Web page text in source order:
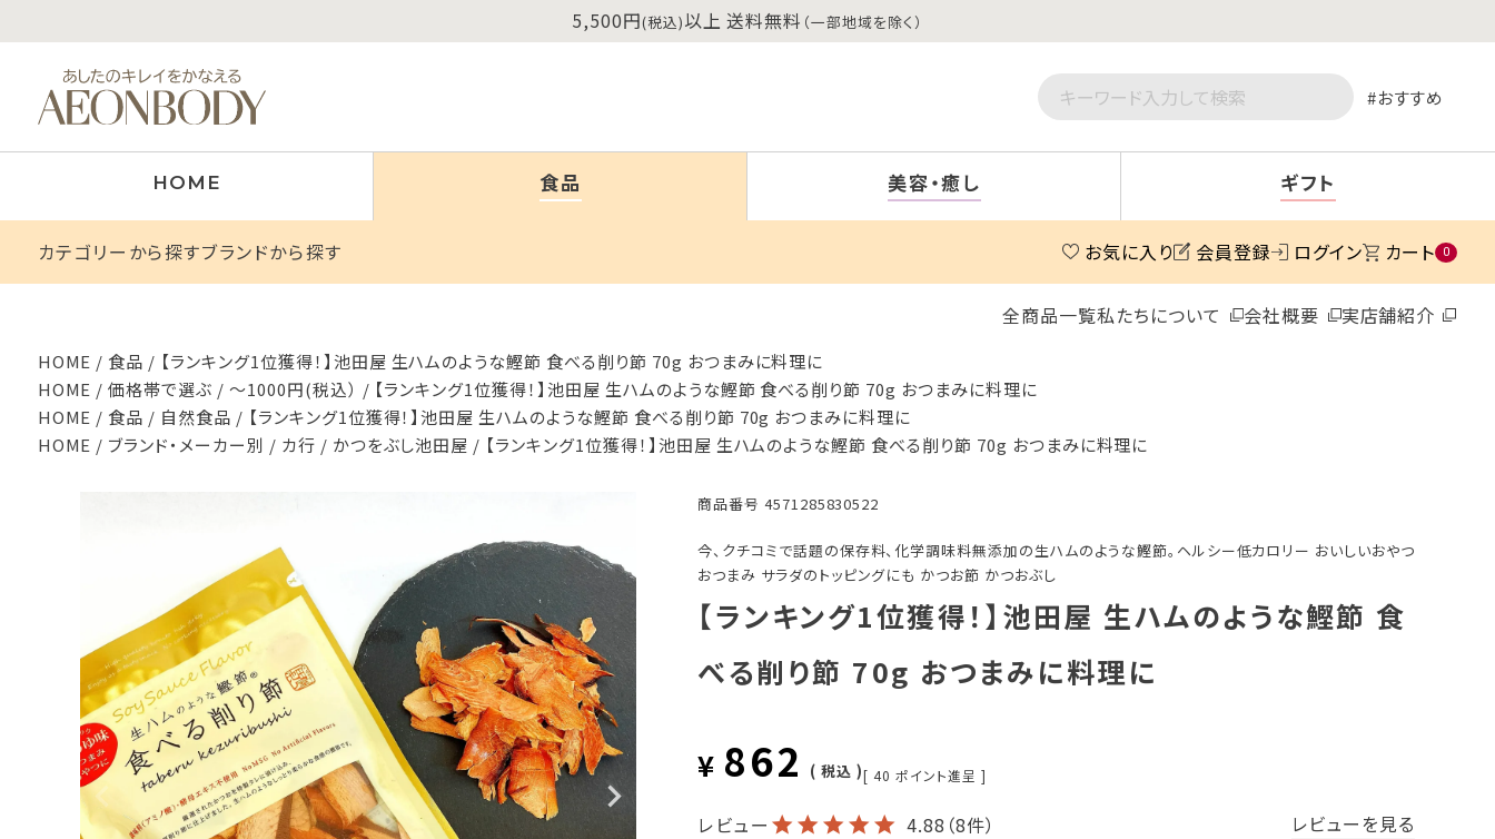
5,500円(税込)以上 送料無料 （一部地域を除く）
おすすめ
HOME 食品 美容・癒し ギフト
カテゴリーから探すブランドから探す お気に入り 会員登録 ログイン カート 0
全商品一覧私たちについて 会社概要 実店舗紹介
HOME 食品
【ランキング1位獲得！】池田屋 生ハムのような鰹節 食べる削り節 70g おつまみに料理に
HOME
価格帯で選ぶ ～1000円(税込）
【ランキング1位獲得！】池田屋 生ハムのような鰹節 食べる削り節 70g おつまみに料理に
HOME
食品 自然食品
【ランキング1位獲得！】池田屋 生ハムのような鰹節 食べる削り節 70g おつまみに料理に
HOME
ブランド・メーカー別 カ行 かつをぶし池田屋 【ランキング1位獲得！】池田屋 生ハムのような鰹節 食べる削り節 70g おつまみに料理に
商品番号 4571285830522
今、クチコミで話題の保存料、化学調味料無添加の生ハムのような鰹節。ヘルシー低カロリー おいしいおやつ
おつまみ サラダのトッピングにも かつお節 かつおぶし
【ランキング1位獲得！】池田屋 生ハムのような鰹節 食
べる削り節 70g おつまみに料理に
¥ 862 税込 [ 40 ポイント進呈 ]
レビュー 4.88 （8件） レビューを見る